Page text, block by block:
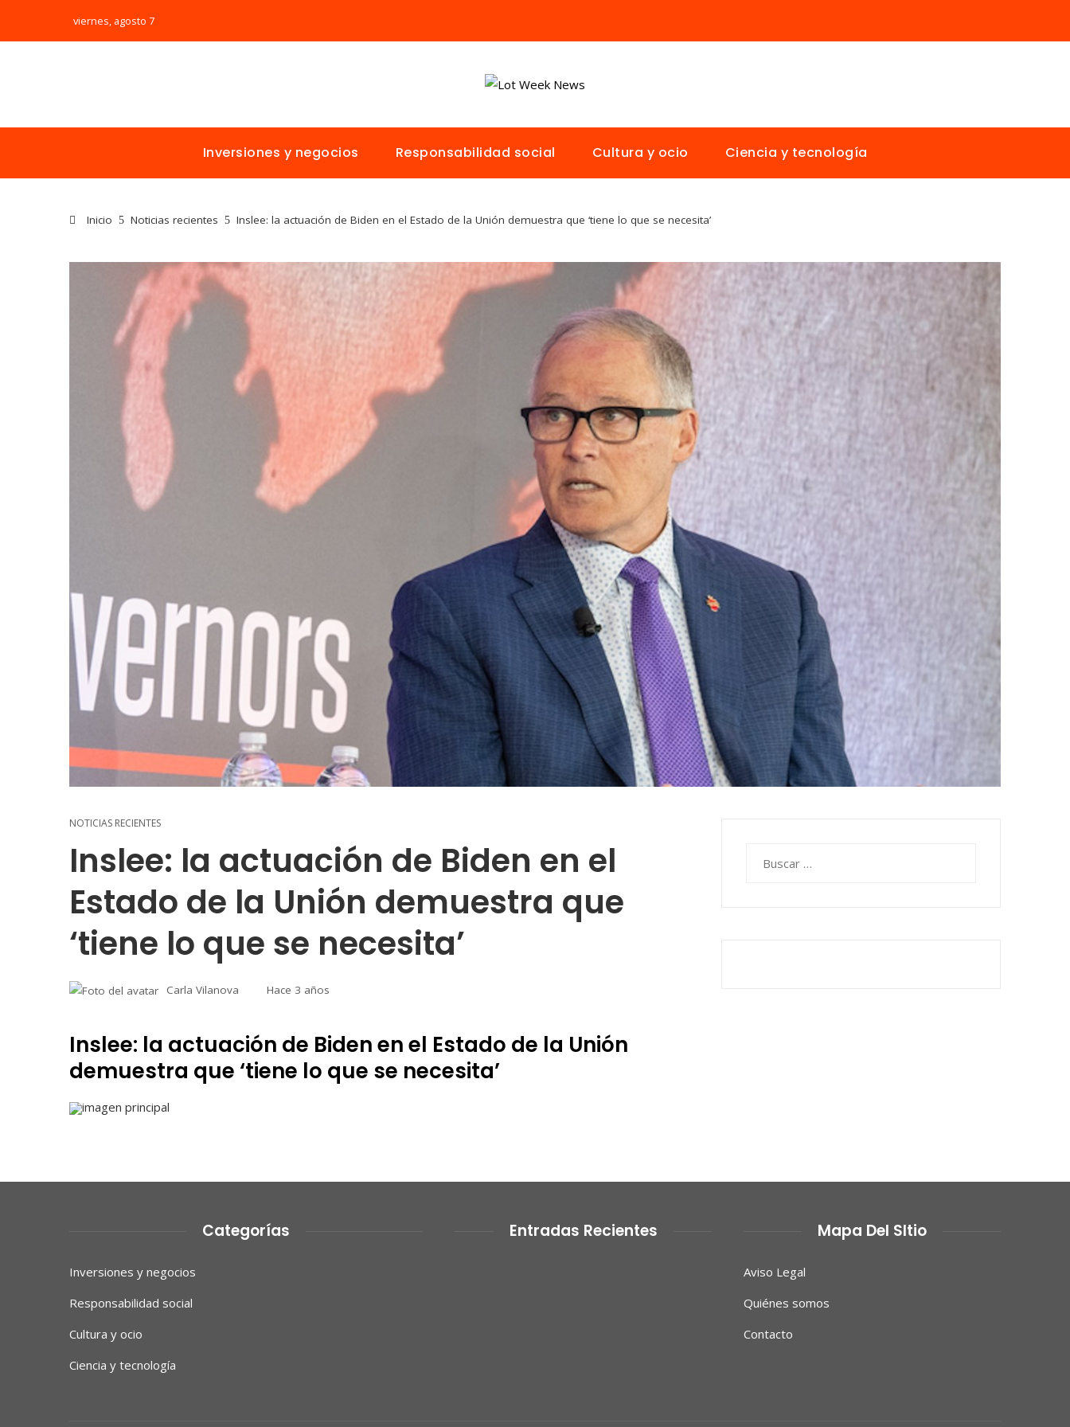
viernes, agosto 7
Inversiones y negocios Responsabilidad social Cultura y ocio Ciencia y tecnología
Inicio Noticias recientes Inslee: la actuación de Biden en el Estado de la Unión demuestra que ‘tiene lo que se necesita’
NOTICIAS RECIENTES
Inslee: la actuación de Biden en el
Estado de la Unión demuestra que
‘tiene lo que se necesita’
Carla Vilanova Hace 3 años
Inslee: la actuación de Biden en el Estado de la Unión
demuestra que ‘tiene lo que se necesita’
imagen principal
Categorías
Inversiones y negocios
Responsabilidad social
Cultura y ocio
Ciencia y tecnología
Entradas Recientes Mapa Del SItio
Aviso Legal
Quiénes somos
Contacto